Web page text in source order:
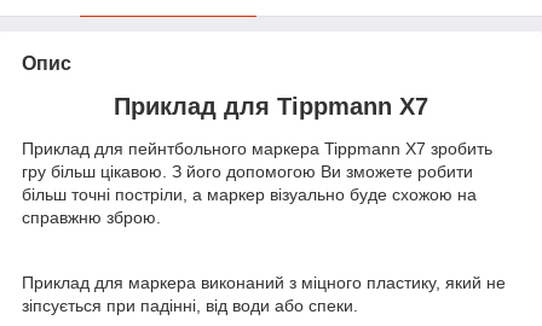
Опис
Приклад для Tippmann X7
Приклад для пейнтбольного маркера Tippmann X7 зробить
гру більш цікавою. З його допомогою Ви зможете робити
більш точні постріли, а маркер візуально буде схожою на
справжню зброю.
Приклад для маркера виконаний з міцного пластику, який не
зіпсується при падінні, від води або спеки.